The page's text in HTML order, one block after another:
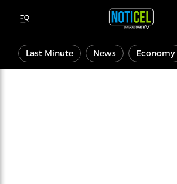
Last Minute News Economy